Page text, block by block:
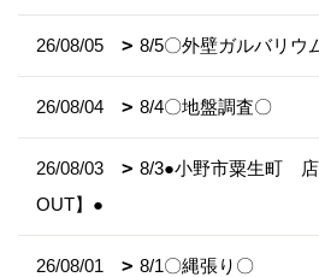
26/08/05 8/5〇外壁ガルバリウ
26/08/04 8/4〇地盤調査〇
26/08/03
8/3●小野市粟生町
OUT】●
26/08/01 8/1〇縄張り〇